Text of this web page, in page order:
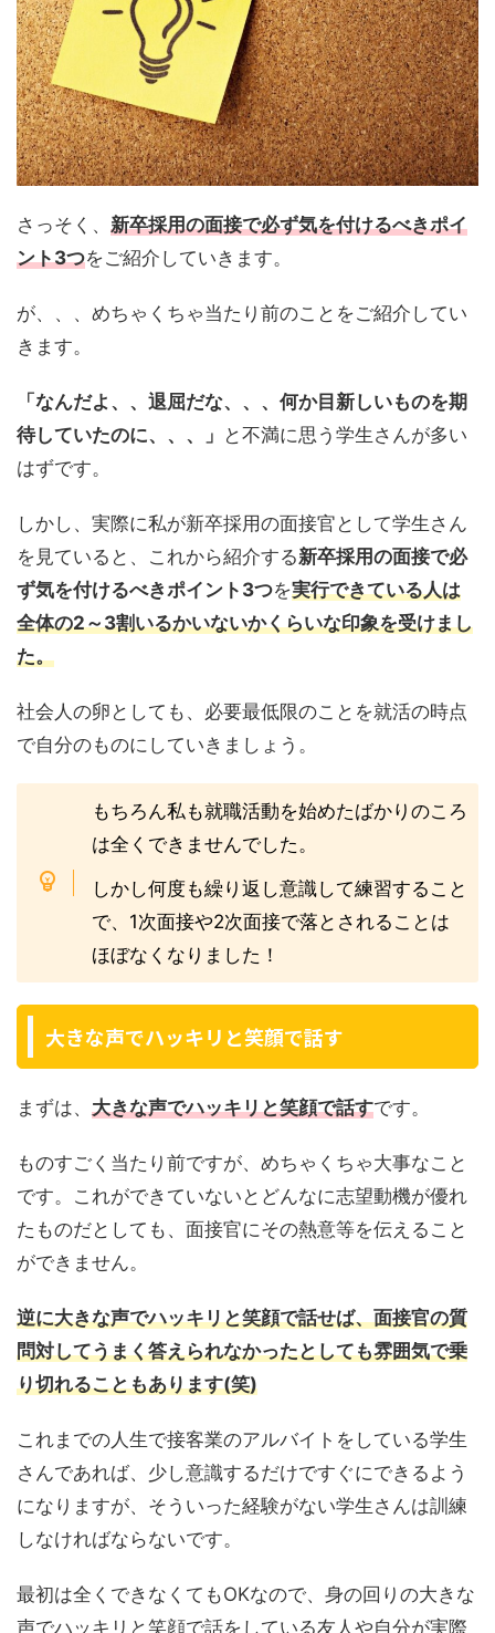
さっそく、 新卒採用の面接で必ず気を付けるべきポイ
ント3つをご紹介していきます。
が、、、めちゃくちゃ当たり前のことをご紹介してい
きます。
「なんだよ、、退屈だな、、、何か目新しいものを期
待していたのに、、、」 と不満に思う学生さんが多い
はずです。
しかし、実際に私が新卒採用の面接官として学生さん
を見ていると、これから紹介する新卒採用の面接で必
ず気を付けるべきポイント3つを実行できている人は
全体の2～3割いるかいないかくらいな印象を受けまし
た。
社会人の卵としても、必要最低限のことを就活の時点
で自分のものにしていきましょう。
もちろん私も就職活動を始めたばかりのころ
は全くできませんでした。
しかし何度も繰り返し意識して練習すること
で、1次面接や2次面接で落とされることは
ほぼなくなりました！
大きな声でハッキリと笑顔で話す
まずは、 大きな声でハッキリと笑顔で話すです。
ものすごく当たり前ですが、めちゃくちゃ大事なこと
です。これができていないとどんなに志望動機が優れ
たものだとしても、面接官にその熱意等を伝えること
ができません。
逆に大きな声でハッキリと笑顔で話せば、面接官の質
問対してうまく答えられなかったとしても雰囲気で乗
り切れることもあります(笑)
これまでの人生で接客業のアルバイトをしている学生
さんであれば、少し意識するだけですぐにできるよう
になりますが、そういった経験がない学生さんは訓練
しなければならないです。
最初は全くできなくてもOKなので、身の回りの大きな
声でハッキリと笑顔で話をしている友人や自分が実際